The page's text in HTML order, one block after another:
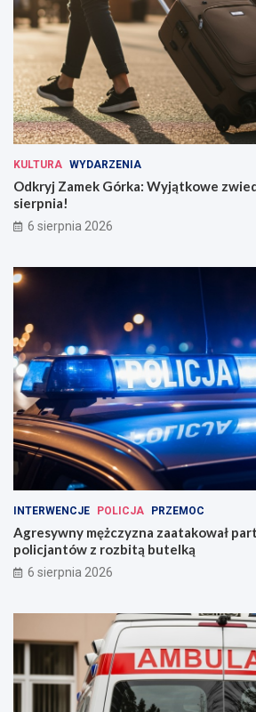
KULTURA WYDARZENIA
Odkryj Zamek Górka: Wyjątkowe
sierpnia!
6 sierpnia 2026
INTERWENCJE POLICJA PRZEMOC
Agresywny mężczyzna zaatakował
policjantów z rozbitą butelką
6 sierpnia 2026